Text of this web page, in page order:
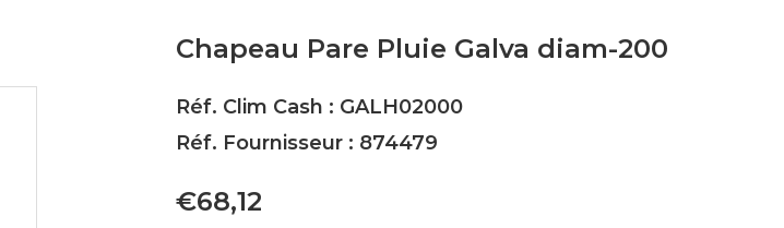
Chapeau Pare Pluie Galva diam-200
Réf. Clim Cash : GALH02000
Réf. Fournisseur : 874479
€68,12